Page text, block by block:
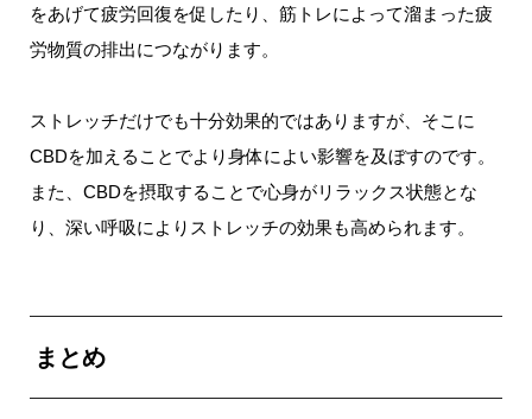
をあげて疲労回復を促したり、筋トレによって溜まった疲
労物質の排出につながります。
ストレッチだけでも十分効果的ではありますが、そこに
CBDを加えることでより身体によい影響を及ぼすのです。
また、CBDを摂取することで心身がリラックス状態とな
り、深い呼吸によりストレッチの効果も高められます。
まとめ